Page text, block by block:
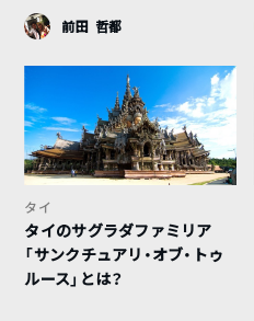
前田 哲都
タイ
タイのサグラダファミリア
「サンクチュアリ・オブ・トゥ
ルース」とは？